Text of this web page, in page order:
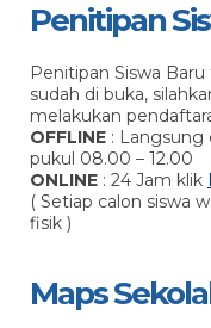
Penitipan
Penitipan Siswa
sudah di buka,
melakukan
OFFLINE : Langsung
pukul 08.00 – 12.00
ONLINE : 24 Jam klik
( Setiap calon siswa
fisik )
Maps